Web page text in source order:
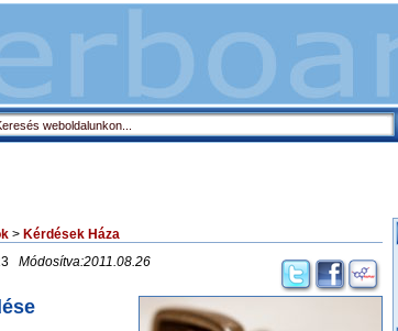
> Kérdések Háza
Módosítva:2011.08.26